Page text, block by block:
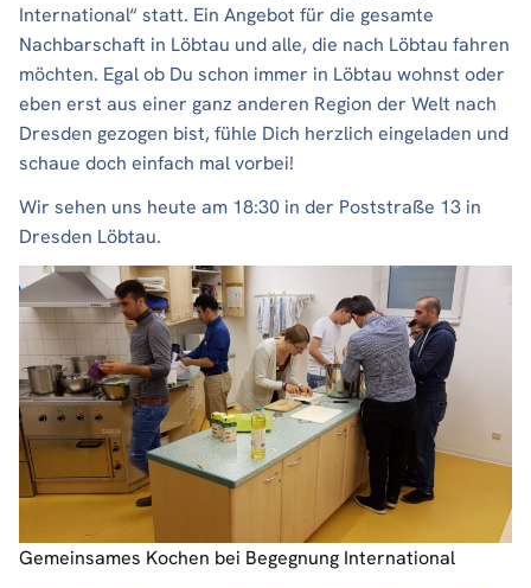
International“ statt. Ein Angebot für die gesamte
Nachbarschaft in Löbtau und alle, die nach Löbtau fahren
möchten. Egal ob Du schon immer in Löbtau wohnst oder
eben erst aus einer ganz anderen Region der Welt nach
Dresden gezogen bist, fühle Dich herzlich eingeladen und
schaue doch einfach mal vorbei!
Wir sehen uns heute am 18:30 in der Poststraße 13 in
Dresden Löbtau.
Gemeinsames Kochen bei Begegnung International